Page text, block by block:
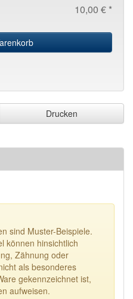
10,00 € *
Drucken
sind Muster-Beispiele.
können hinsichtlich
Zähnung oder
als besonderes
gekennzeichnet ist,
aufweisen.